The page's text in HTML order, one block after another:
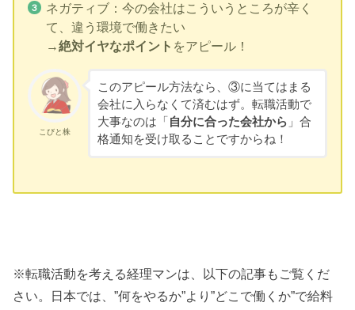
ネガティブ：今の会社はこういうところが辛く
て、違う環境で働きたい
→絶対イヤなポイント をアピール！
こびと株
このアピール方法なら、③に当てはまる
会社に入らなくて済むはず。転職活動で
大事なのは「 自分に合った会社から 」合
格通知を受け取ることですからね！
※転職活動を考える経理マンは、以下の記事もご覧くだ
さい。日本では、”何をやるか”より”どこで働くか”で給料